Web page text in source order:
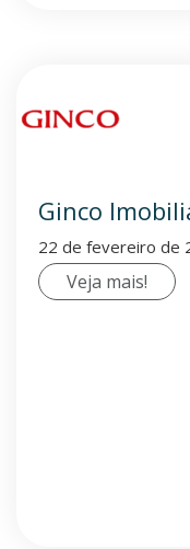
Ginco
22 de fevereiro de
Veja mais!